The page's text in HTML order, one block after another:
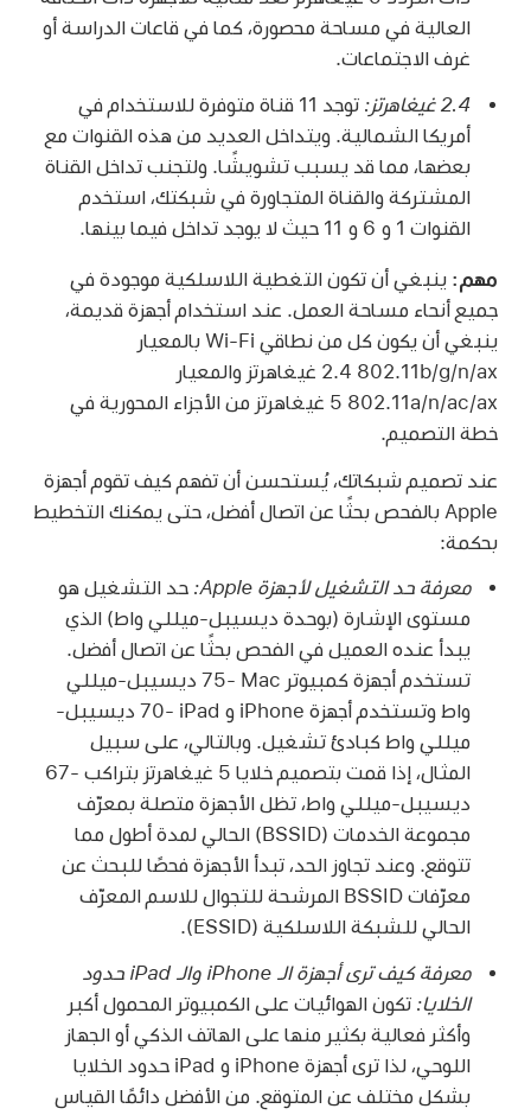
العالية في مساحة محصورة، كما في قاعات الدراسة أو
غرف الاجتماعات.
2.4 غيغاهرتز:
توجد 11 قناة متوفرة للاستخدام في
أمريكا الشمالية. ويتداخل العديد من هذه القنوات مع
بعضها، مما قد يسبب تشويشًا. ولتجنب تداخل القناة
المشتركة والقناة المتجاورة في شبكتك، استخدم
القنوات 1 و 6 و 11 حيث لا يوجد تداخل فيما بينها.
مهم: ينبغي أن تكون التغطية اللاسلكية موجودة في
جميع أنحاء مساحة العمل. عند استخدام أجهزة قديمة،
ينبغي أن يكون كل من نطاقي Wi-Fi بالمعيار
‎802.11b/g/n/ax ‏2.4 غيغاهرتز والمعيار
802.11a/n/ac/ax ‏5 غيغاهرتز من الأجزاء المحورية في
خطة التصميم.
عند تصميم شبكاتك، يُستحسن أن تفهم كيف تقوم أجهزة
Apple بالفحص بحثًا عن اتصال أفضل، حتى يمكنك التخطيط
بحكمة:
معرفة حد التشغيل لأجهزة Apple:
حد التشغيل هو
مستوى الإشارة (بوحدة ديسيبل-ميللي واط) الذي
يبدأ عنده العميل في الفحص بحثًا عن اتصال أفضل.
تستخدم أجهزة كمبيوتر Mac‏ -75 ديسيبل-ميللي
واط وتستخدم أجهزة iPhone و iPad‏ -70 ديسيبل-
ميللي واط كبادئ تشغيل. وبالتالي، على سبيل
المثال، إذا قمت بتصميم خلايا 5 غيغاهرتز بتراكب -67
ديسيبل-ميللي واط، تظل الأجهزة متصلة بمعرّف
مجموعة الخدمات (BSSID) الحالي لمدة أطول مما
تتوقع. وعند تجاوز الحد، تبدأ الأجهزة فحصًا للبحث عن
معرّفات BSSID المرشحة للتجوال للاسم المعرّف
الحالي للشبكة اللاسلكية (ESSID).
معرفة كيف ترى أجهزة الـ iPhone والـ iPad حدود
الخلايا: تكون الهوائيات على الكمبيوتر المحمول أكبر
وأكثر فعالية بكثير منها على الهاتف الذكي أو الجهاز
اللوحي، لذا ترى أجهزة iPhone و iPad حدود الخلايا
بشكل مختلف عن المتوقع. من الأفضل دائمًا القياس